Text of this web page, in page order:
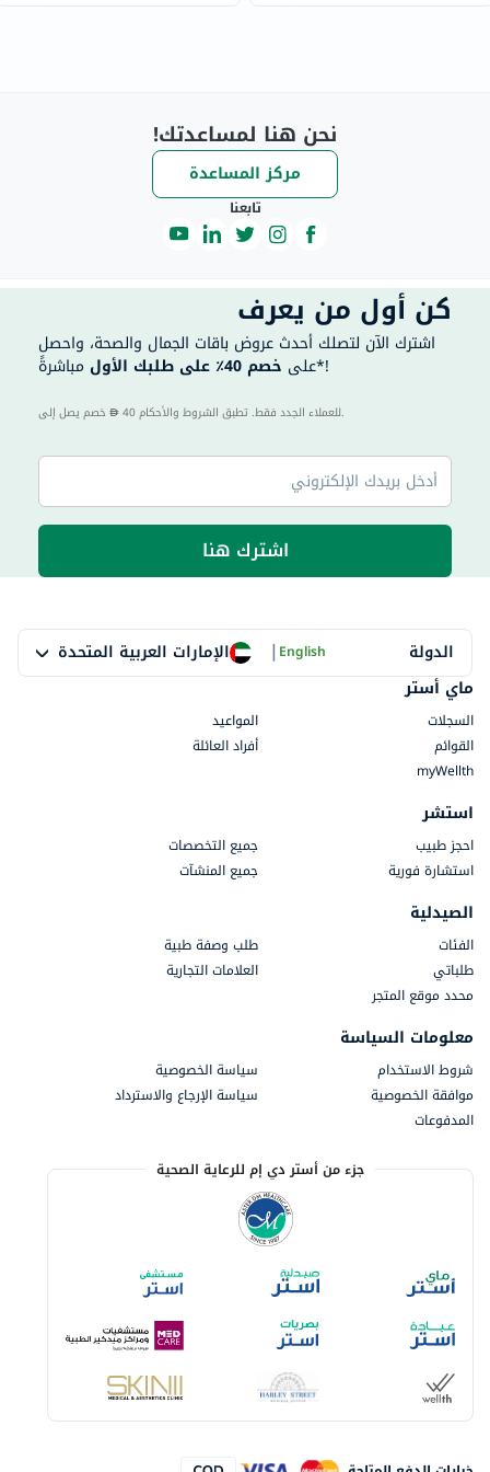
نحن هنا لمساعدتك!
مركز المساعدة
تابعنا
كن أول من يعرف
اشترك الآن لتصلك أحدث عروض باقات الجمال والصحة، واحصل
على خصم 40٪ على طلبك الأول مباشرةً*!
40 للعملاء الجدد فقط. تطبق الشروط والأحكام.
اشترك هنا
الدولة الإمارات العربية المتحدة |English
ماي أستر
السجلات
المواعيد
القوائم
أفراد العائلة
myWellth
استشر
احجز طبيب
جميع التخصصات
استشارة فورية
جميع المنشآت
الصيدلية
الفئات
طلب وصفة طبية
طلباتي
العلامات التجارية
محدد موقع المتجر
معلومات السياسة
شروط الاستخدام
سياسة الخصوصية
موافقة الخصوصية
سياسة الإرجاع والاسترداد
المدفوعات
جزء من أستر دي إم للرعاية الصحية